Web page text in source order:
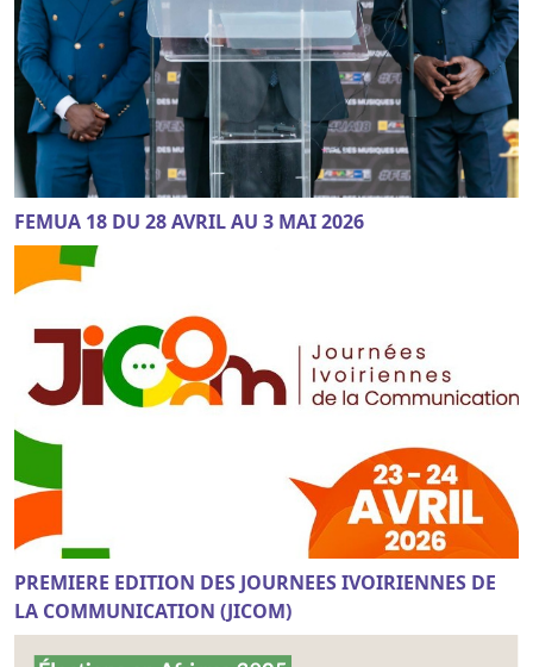
FEMUA 18 DU 28 AVRIL AU 3 MAI 2026
PREMIERE EDITION DES JOURNEES IVOIRIENNES DE
LA COMMUNICATION (JICOM)